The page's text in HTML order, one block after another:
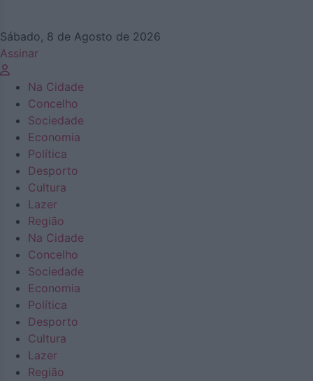
Sábado, 8 de Agosto de 2026
Assinar
Na Cidade
Concelho
Sociedade
Economia
Política
Desporto
Cultura
Lazer
Região
Na Cidade
Concelho
Sociedade
Economia
Política
Desporto
Cultura
Lazer
Região